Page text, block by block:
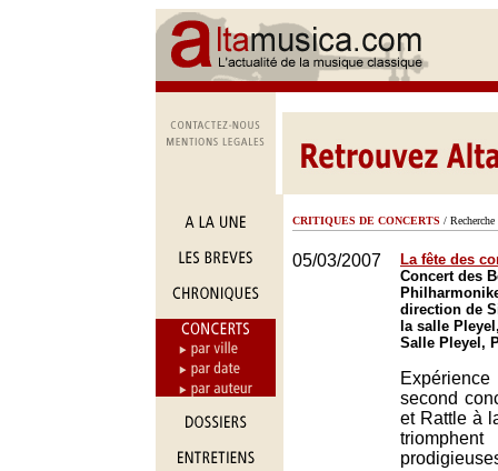
CRITIQUES DE CONCERTS / Recherche
05/03/2007
La fête des
Concert des
direction de
la salle
Salle Pleyel,
second
et Rattle à